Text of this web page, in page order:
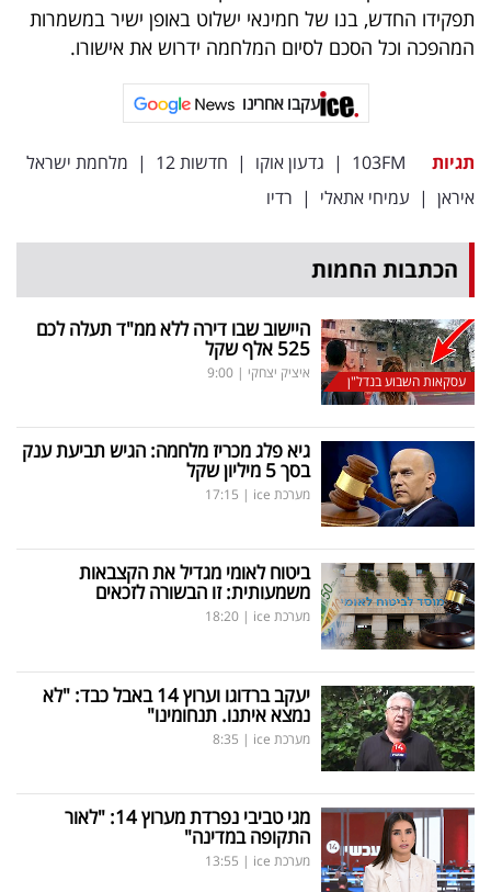
תפקידו החדש, בנו של חמינאי ישלוט באופן ישיר במשמרות
המהפכה וכל הסכם לסיום המלחמה ידרוש את אישורו.
עקבו אחרינו
תגיות 103FM
| גדעון אוקו | חדשות 12 | מלחמת ישראל
איראן | עמיחי אתאלי | רדיו
הכתבות החמות
עסקאות השבוע בנדל"ן
היישוב שבו דירה ללא ממ"ד תעלה לכם
525 אלף שקל
איציק יצחקי |
9:00
גיא פלג מכריז מלחמה: הגיש תביעת ענק
בסך 5 מיליון שקל
מערכת ice |
17:15
ביטוח לאומי מגדיל את הקצבאות
משמעותית: זו הבשורה לזכאים
מערכת ice |
18:20
יעקב ברדוגו וערוץ 14 באבל כבד: "לא
נמצא איתנו. תנחומינו"
מערכת ice |
8:35
מגי טביבי נפרדת מערוץ 14: "לאור
התקופה במדינה"
מערכת ice |
13:55